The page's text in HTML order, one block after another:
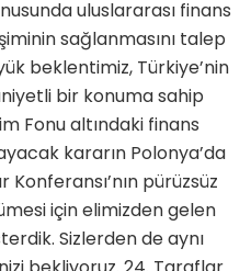
uluslararası finans
sağlanmasını talep
beklentimiz, Türkiye’nin
bir konuma sahip
Fonu altındaki finans
kararın Polonya’da
Konferansı’nın pürüzsüz
için elimizden gelen
Sizlerden de aynı